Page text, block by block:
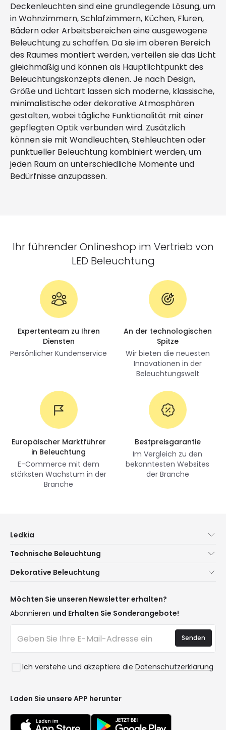
Deckenleuchten sind eine grundlegende Lösung, um
in Wohnzimmern, Schlafzimmern, Küchen, Fluren,
Bädern oder Arbeitsbereichen eine ausgewogene
Beleuchtung zu schaffen. Da sie im oberen Bereich
des Raumes montiert werden, verteilen sie das Licht
gleichmäßig und können als Hauptlichtpunkt des
Beleuchtungskonzepts dienen. Je nach Design,
Größe und Lichtart lassen sich moderne, klassische,
minimalistische oder dekorative Atmosphären
gestalten, wobei tägliche Funktionalität mit einer
gepflegten Optik verbunden wird. Zusätzlich
können sie mit Wandleuchten, Stehleuchten oder
punktueller Beleuchtung kombiniert werden, um
jeden Raum an unterschiedliche Momente und
Bedürfnisse anzupassen.
Ihr führender Onlineshop im Vertrieb von
LED Beleuchtung
Expertenteam zu Ihren
Diensten
Persönlicher Kundenservice
An der technologischen
Spitze
Wir bieten die neuesten
Innovationen in der
Beleuchtungswelt
Europäischer Marktführer
in Beleuchtung
E-Commerce mit dem
stärksten Wachstum in der
Branche
Bestpreisgarantie
Im Vergleich zu den
bekanntesten Websites
der Branche
Ledkia
Kundenservice
Versandmethoden
Sind Sie ein Profi?
Häufig gestellte Fragen (FAQ)
Technische Beleuchtung
Marken
Beleuchtung für Unternehmen
Ausverkauf OutLED
Dekorative Beleuchtung
Trends
Premium-Dekor-Marken
Neue Dekorationen
Räume
Stile
Kollektionen
Möchten Sie unseren Newsletter erhalten?
Abonnieren und Erhalten Sie Sonderangebote!
Ich verstehe und akzeptiere die Datenschutzerklärung
Senden
Laden Sie unsere APP herunter